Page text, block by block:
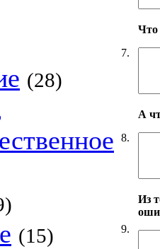
(28)
(15)
7.
Что
8.
А
9.
Из